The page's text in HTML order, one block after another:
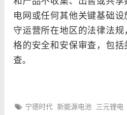
电网或任何其他关键基础
守运营所在地区的法律法
格的安全和安保审查，包
查。
宁德时代 新能源电池 三元锂电